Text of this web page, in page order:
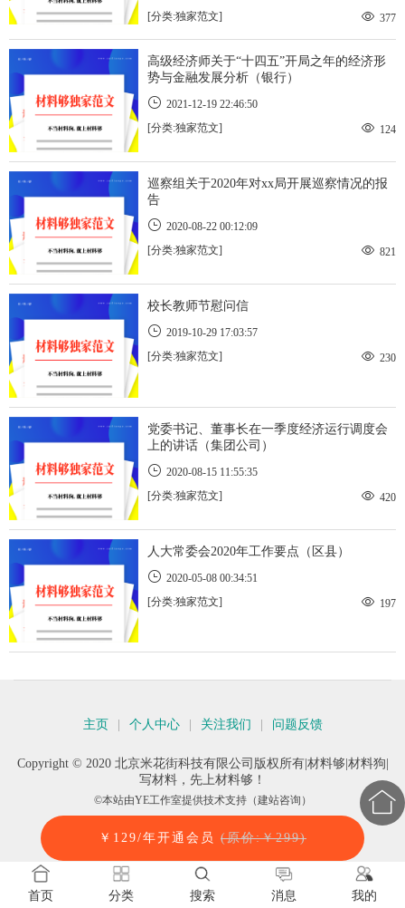
[分类:独家范文]
377
高级经济师关于“十四五”开局之年的经济形
势与金融发展分析（银行）
2021-12-19 22:46:50
[分类:独家范文]
124
巡察组关于2020年对xx局开展巡察情况的报
告
2020-08-22 00:12:09
[分类:独家范文]
821
校长教师节慰问信
2019-10-29 17:03:57
[分类:独家范文]
230
​党委书记、董事长在一季度经济运行调度会
上的讲话（集团公司）
2020-08-15 11:55:35
[分类:独家范文]
420
人大常委会2020年工作要点（区县）
2020-05-08 00:34:51
[分类:独家范文]
197
主页 个人中心 关注我们 问题反馈
Copyright © 2020 北京米花街科技有限公司版权所有|材料够|材料狗|
写材料，先上材料够！
©本站由YE工作室提供技术支持（建站咨询）
￥129/年开通会员 (原价:￥299)
首页 分类 搜索 消息 我的
0.102130s
